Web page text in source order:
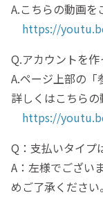
A.こちらの動画を
https://
Q.アカウントを作
A.ページ上部の「
詳しくはこちらの
https://
Q：支払いタイプ
A：左様でござい
めご了承ください。